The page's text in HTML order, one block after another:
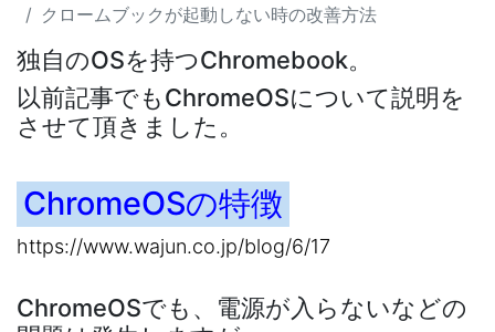
クロームブックが起動しない時の改善方法
独自のOSを持つChromebook。
以前記事でもChromeOSについて説明を
させて頂きました。
ChromeOSの特徴
https://www.wajun.co.jp/blog/6/17
ChromeOSでも、電源が入らないなどの